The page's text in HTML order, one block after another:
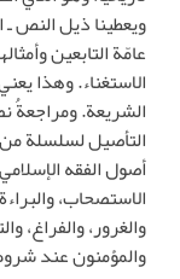
ويعطينا ذيل النص ـ
عامّة التابعين
الاستغناء. وهذا
الشريعة. ومراجعةُ
التأصيل لسلسلة
أصول الفقه
الاستصحاب،
والغرور، والفراغ،
والمؤمنون عند